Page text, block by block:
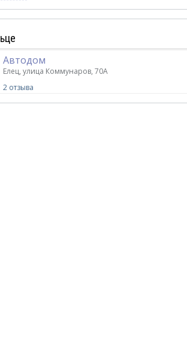
Автодом
Елец, улица Коммунаров, 70А
2 отзыва